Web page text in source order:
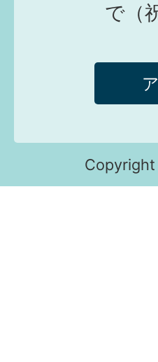
で（